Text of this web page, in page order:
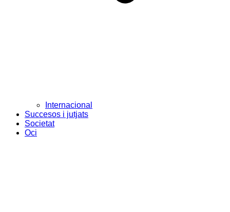
Internacional
Succesos i jutjats
Societat
Oci